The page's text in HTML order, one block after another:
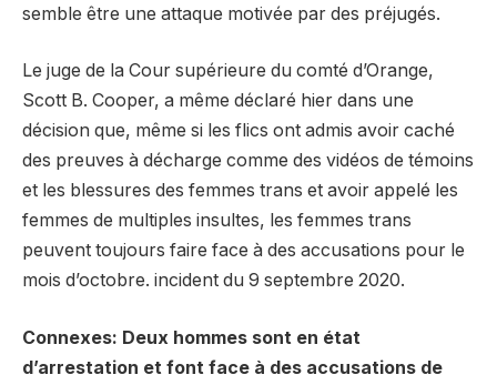
semble être une attaque motivée par des préjugés.
Le juge de la Cour supérieure du comté d’Orange,
Scott B. Cooper, a même déclaré hier dans une
décision que, même si les flics ont admis avoir caché
des preuves à décharge comme des vidéos de témoins
et les blessures des femmes trans et avoir appelé les
femmes de multiples insultes, les femmes trans
peuvent toujours faire face à des accusations pour le
mois d’octobre. incident du 9 septembre 2020.
Connexes: Deux hommes sont en état
d’arrestation et font face à des accusations de